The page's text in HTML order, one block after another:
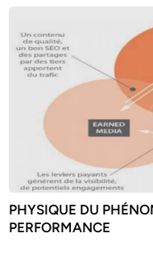
PHYSIQUE DU
PERFORMANCE